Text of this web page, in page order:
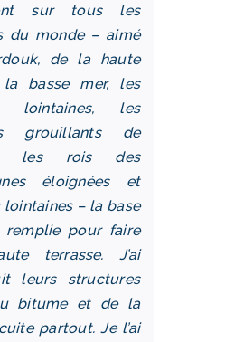
sur tous les
du monde – aimé
de la haute
basse mer, les
lointaines, les
grouillants de
les rois des
éloignées et
lointaines – la base
remplie pour faire
terrasse. J’ai
leurs structures
bitume et de la
partout. Je l’ai